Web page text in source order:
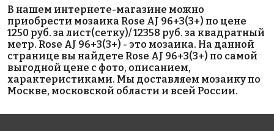
Golden Effect
GE12-10
318x318
Rose AJ
43+1(1)
318x318
Rose G 13
318x318
В нашем интернете-магазине можно
приобрести мозаика Rose AJ 96+3(3+) по цене
1250 руб. за лист(сетку)/ 12358 руб. за квадратный
метр. Rose AJ 96+3(3+) - это мозаика. На данной
странице вы найдете Rose AJ 96+3(3+) по самой
выгодной цене с фото, описанием,
характеристиками. Мы доставляем мозаику по
Москве, московской области и всей России.